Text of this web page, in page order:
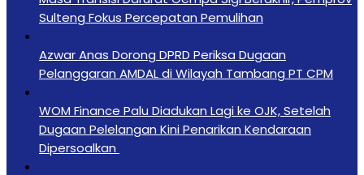
Sulteng Fokus Percepatan Pemulihan
Azwar Anas Dorong DPRD Periksa Dugaan
Pelanggaran AMDAL di Wilayah Tambang PT CPM
‎WOM Finance Palu Diadukan Lagi ke OJK, Setelah
Dugaan Pelelangan Kini Penarikan Kendaraan
Dipersoalkan ‎